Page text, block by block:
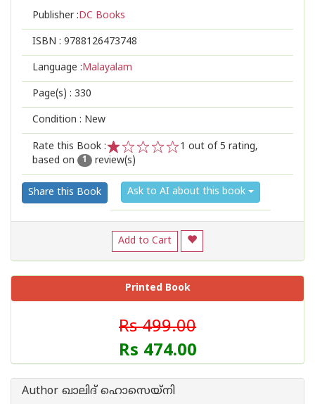
Publisher :DC Books
ISBN : 9788126473748
Language :Malayalam
Page(s) : 330
Condition : New
Rate this Book :
2
1
1 out of 5 rating,
based on
1 review(s)
Share this Book Ask to AI about this book
Add to Cart
Printed Book
Rs 499.00
Rs 474.00
Author ഖാലിദ് ഹൊസെയ്‌നി